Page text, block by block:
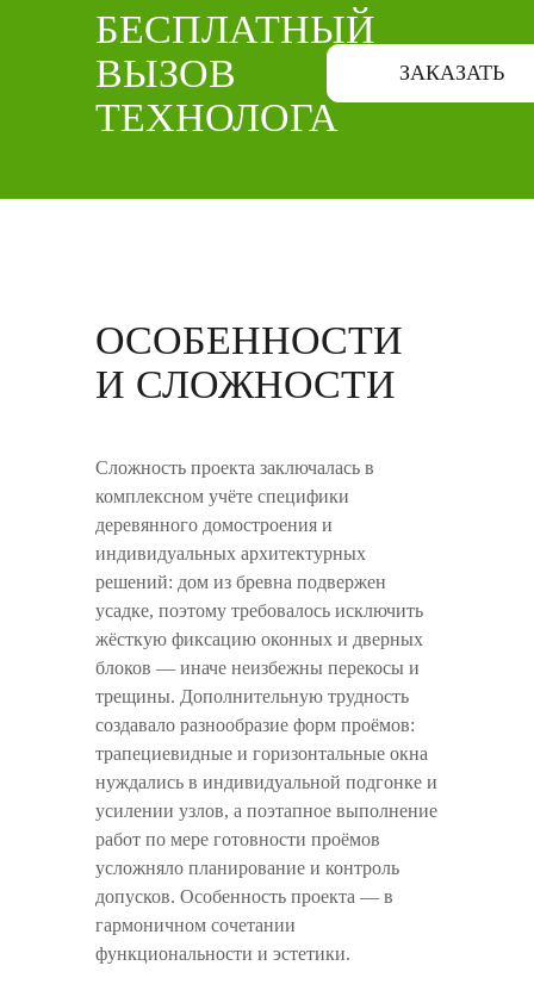
БЕСПЛАТНЫЙ
ВЫЗОВ
ТЕХНОЛОГА
ЗАКАЗАТЬ
ОСОБЕННОСТИ
И СЛОЖНОСТИ
Сложность проекта заключалась в
комплексном учёте специфики
деревянного домостроения и
индивидуальных архитектурных
решений: дом из бревна подвержен
усадке, поэтому требовалось исключить
жёсткую фиксацию оконных и дверных
блоков — иначе неизбежны перекосы и
трещины. Дополнительную трудность
создавало разнообразие форм проёмов:
трапециевидные и горизонтальные окна
нуждались в индивидуальной подгонке и
усилении узлов, а поэтапное выполнение
работ по мере готовности проёмов
усложняло планирование и контроль
допусков. Особенность проекта — в
гармоничном сочетании
функциональности и эстетики.